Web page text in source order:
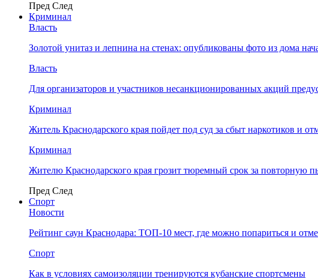
Пред След
Криминал
Власть
​Золотой унитаз и лепнина на стенах: опубликованы фото из дома
Власть
Для организаторов и участников несанкционированных акций
Криминал
Житель Краснодарского края пойдет под суд за сбыт наркотиков и
Криминал
Жителю Краснодарского края грозит тюремный срок за повторную
Пред След
Спорт
Новости
Рейтинг саун Краснодара: ТОП-10 мест, где можно попариться и
Спорт
Как в условиях самоизоляции тренируются кубанские спортсмены